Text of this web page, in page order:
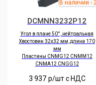
DCMNN3232P12
Угол в плане 50°, нейтральная
Хвостовик 32х32 мм, длина 170
мм
Пластины CNMG12 CNMM12
CNMA12 CNGG12
3 937 р/шт c НДС